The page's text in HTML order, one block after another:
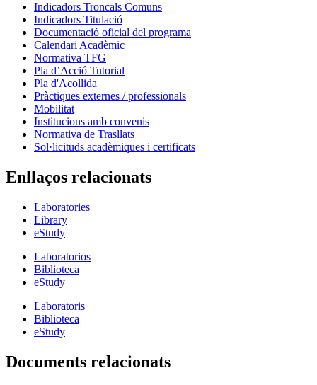
Indicadors Troncals Comuns
Indicadors Titulació
Documentació oficial del programa
Calendari Acadèmic
Normativa TFG
Pla d’Acció Tutorial
Pla d'Acollida
Pràctiques externes / professionals
Mobilitat
Institucions amb convenis
Normativa de Trasllats
Sol·licituds acadèmiques i certificats
Enllaços relacionats
Laboratories
Library
eStudy
Laboratorios
Biblioteca
eStudy
Laboratoris
Biblioteca
eStudy
Documents relacionats